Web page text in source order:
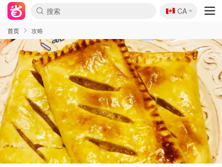
🇨🇦
CA
首页 攻略